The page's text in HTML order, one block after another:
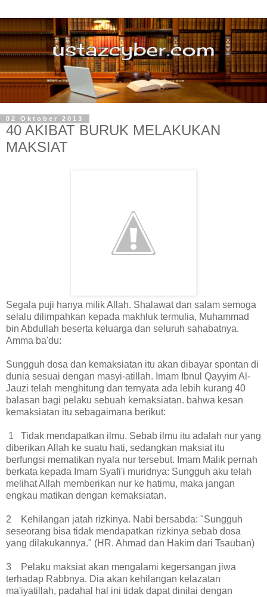
02 Oktober 2013
40 AKIBAT BURUK MELAKUKAN
MAKSIAT
Segala puji hanya milik Allah. Shalawat dan salam semoga
selalu dilimpahkan kepada makhluk termulia, Muhammad
bin Abdullah beserta keluarga dan seluruh sahabatnya.
Amma ba'du:
Sungguh dosa dan kemaksiatan itu akan dibayar spontan di
dunia sesuai dengan masyi-atillah. Imam Ibnul Qayyim Al-
Jauzi telah menghitung dan ternyata ada lebih kurang 40
balasan bagi pelaku sebuah kemaksiatan. bahwa kesan
kemaksiatan itu sebagaimana berikut:
1 Tidak mendapatkan ilmu. Sebab ilmu itu adalah nur yang
diberikan Allah ke suatu hati, sedangkan maksiat itu
berfungsi mematikan nyala nur tersebut. Imam Malik pernah
berkata kepada Imam Syafi'i muridnya: Sungguh aku telah
melihat Allah memberikan nur ke hatimu, maka jangan
engkau matikan dengan kemaksiatan.
2 Kehilangan jatah rizkinya. Nabi bersabda: "Sungguh
seseorang bisa tidak mendapatkan rizkinya sebab dosa
yang dilakukannya." (HR. Ahmad dan Hakim dari Tsauban)
3 Pelaku maksiat akan mengalami kegersangan jiwa
terhadap Rabbnya. Dia akan kehilangan kelazatan
ma'iyatillah, padahal hal ini tidak dapat dinilai dengan